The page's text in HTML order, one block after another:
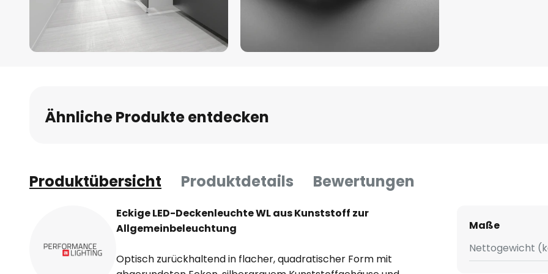
Bildgalerie
springen
Ähnliche Produkte entdecken
Produktübersicht Produktdetails Bewertungen
Eckige LED-Deckenleuchte WL aus Kunststoff zur
Allgemeinbeleuchtung
Optisch zurückhaltend in flacher, quadratischer Form mit
Maße
Nettogewicht